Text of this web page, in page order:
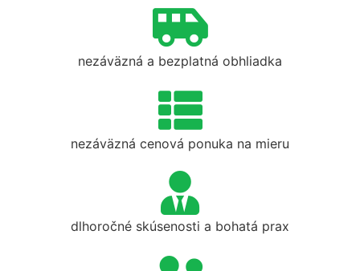
nezáväzná a bezplatná obhliadka
nezáväzná cenová ponuka na mieru
dlhoročné skúsenosti a bohatá prax